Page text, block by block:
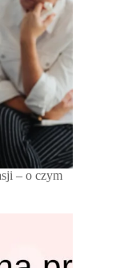
– o czym